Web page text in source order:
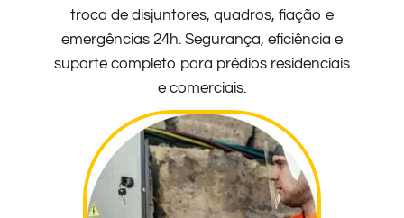
troca de disjuntores, quadros, fiação e
emergências 24h. Segurança, eficiência e
suporte completo para prédios residenciais
e comerciais.